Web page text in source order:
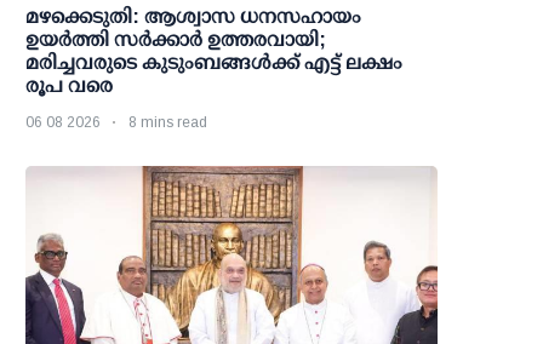
മഴക്കെടുതി: ആശ്വാസ ധനസഹായം
ഉയര്‍ത്തി സര്‍ക്കാര്‍ ഉത്തരവായി;
മരിച്ചവരുടെ കുടുംബങ്ങള്‍ക്ക് എട്ട് ലക്ഷം
രൂപ വരെ
06 08 2026 8 mins read